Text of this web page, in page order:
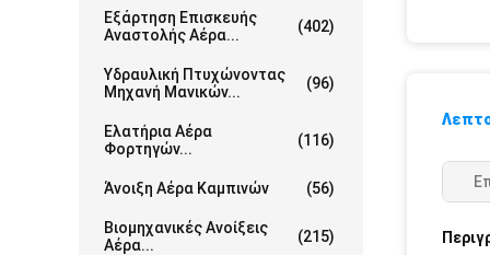
Εξάρτηση Επισκευής
Αναστολής Αέρα...
(402)
Υδραυλική Πτυχώνοντας
Μηχανή Μανικών...
(96)
Ελατήρια Αέρα
Φορτηγών...
(116)
Άνοιξη Αέρα Καμπινών (56)
Βιομηχανικές Ανοίξεις
Αέρα...
(215)